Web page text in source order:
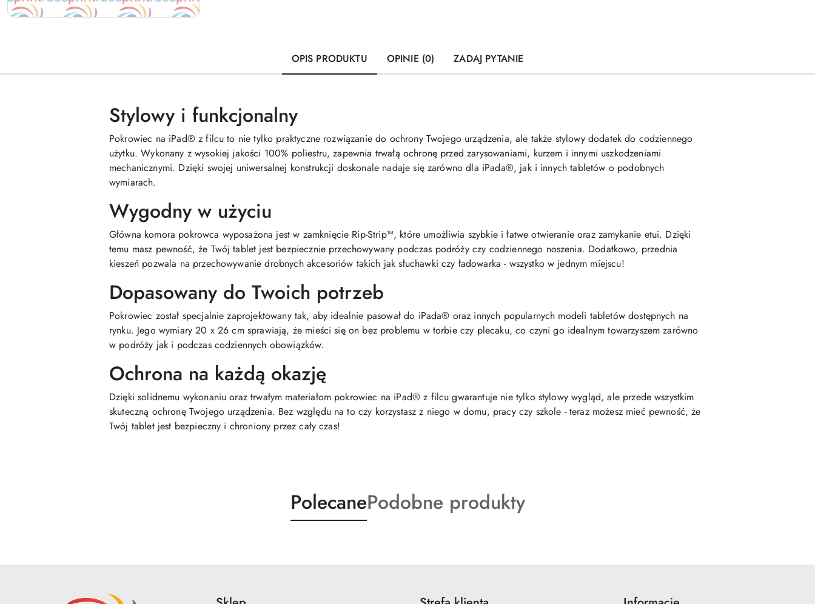
OPIS PRODUKTU OPINIE (0) ZADAJ PYTANIE
Stylowy i funkcjonalny
Pokrowiec na iPad® z filcu to nie tylko praktyczne rozwiązanie do ochrony Twojego urządzenia, ale także stylowy dodatek do codziennego
użytku. Wykonany z wysokiej jakości 100% poliestru, zapewnia trwałą ochronę przed zarysowaniami, kurzem i innymi uszkodzeniami
mechanicznymi. Dzięki swojej uniwersalnej konstrukcji doskonale nadaje się zarówno dla iPada®, jak i innych tabletów o podobnych
wymiarach.
Wygodny w użyciu
Główna komora pokrowca wyposażona jest w zamknięcie Rip-Strip™, które umożliwia szybkie i łatwe otwieranie oraz zamykanie etui. Dzięki
temu masz pewność, że Twój tablet jest bezpiecznie przechowywany podczas podróży czy codziennego noszenia. Dodatkowo, przednia
kieszeń pozwala na przechowywanie drobnych akcesoriów takich jak słuchawki czy ładowarka - wszystko w jednym miejscu!
Dopasowany do Twoich potrzeb
Pokrowiec został specjalnie zaprojektowany tak, aby idealnie pasował do iPada® oraz innych popularnych modeli tabletów dostępnych na
rynku. Jego wymiary 20 x 26 cm sprawiają, że mieści się on bez problemu w torbie czy plecaku, co czyni go idealnym towarzyszem zarówno
w podróży jak i podczas codziennych obowiązków.
Ochrona na każdą okazję
Dzięki solidnemu wykonaniu oraz trwałym materiałom pokrowiec na iPad® z filcu gwarantuje nie tylko stylowy wygląd, ale przede wszystkim
skuteczną ochronę Twojego urządzenia. Bez względu na to czy korzystasz z niego w domu, pracy czy szkole - teraz możesz mieć pewność, że
Twój tablet jest bezpieczny i chroniony przez cały czas!
Produkty
o
PolecaneProdukty
o
Podobne produkty